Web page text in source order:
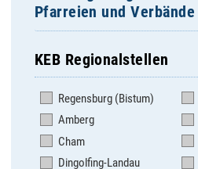
Pfarreien und Verbände
Adldorf
Altenbuch
Aufhausen
Bubach
KEB Regionalstellen
Regensburg (Bistum)
Amberg
Cham
Dingolfing-Landau